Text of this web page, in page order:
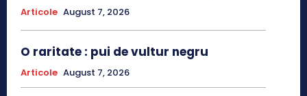
Articole August 7, 2026
O raritate : pui de vultur negru
Articole August 7, 2026